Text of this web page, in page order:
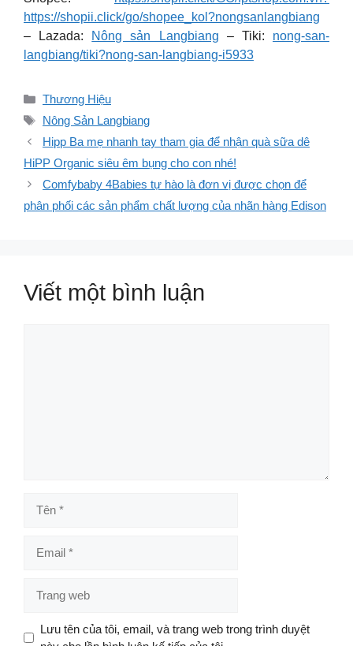
https://shopii.click/go/shopee_kol?nongsanlangbiang
– Lazada:
Nông sản Langbiang – Tiki: nong-san-
langbiang/tiki?nong-san-langbiang-i5933
Danh
mục
Thương Hiệu
Thẻ
Nông Sản Langbiang
Hipp Ba mẹ nhanh tay tham gia để nhận quà sữa dê
HiPP Organic siêu êm bụng cho con nhé!
Comfybaby 4Babies tự hào là đơn vị được chọn để
phân phối các sản phẩm chất lượng của nhãn hàng Edison
Viết một bình luận
web
Lưu tên của tôi, email, và trang web trong trình duyệt